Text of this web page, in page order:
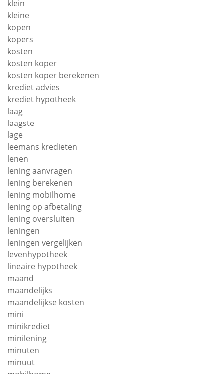
klein
kleine
kopen
kopers
kosten
kosten koper
kosten koper berekenen
krediet advies
krediet hypotheek
laag
laagste
lage
leemans kredieten
lenen
lening aanvragen
lening berekenen
lening mobilhome
lening op afbetaling
lening oversluiten
leningen
leningen vergelijken
levenhypotheek
lineaire hypotheek
maand
maandelijks
maandelijkse kosten
mini
minikrediet
minilening
minuten
minuut